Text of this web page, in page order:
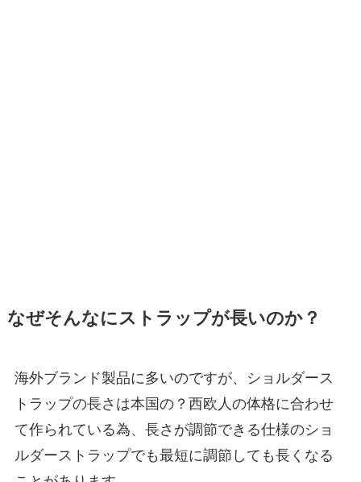
なぜそんなにストラップが長いのか？
海外ブランド製品に多いのですが、ショルダース
トラップの長さは本国の？西欧人の体格に合わせ
て作られている為、長さが調節できる仕様のショ
ルダーストラップでも最短に調節しても長くなる